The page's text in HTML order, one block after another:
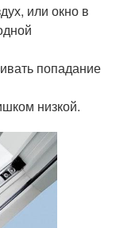
или окно в
попадание
низкой.